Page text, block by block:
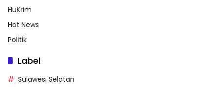
HuKrim
Hot News
Politik
Label
Sulawesi Selatan